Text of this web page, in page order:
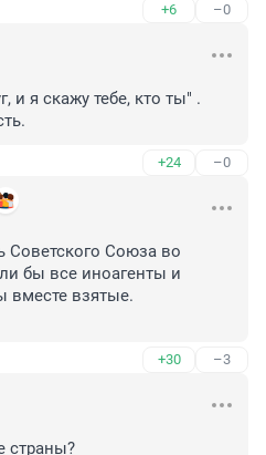
+6 –0
и я скажу тебе, кто ты" .
+24 –0
Советского Союза во
бы все иноагенты и
вместе взятые.
+30 –3
страны?